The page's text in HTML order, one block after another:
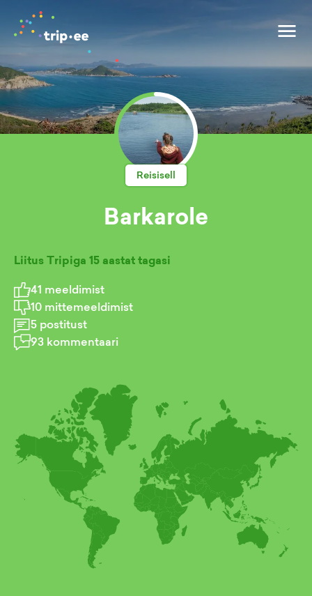
Reisisell
Barkarole
Liitus Tripiga 15 aastat tagasi
41 meeldimist
10 mittemeeldimist
5 postitust
93 kommentaari